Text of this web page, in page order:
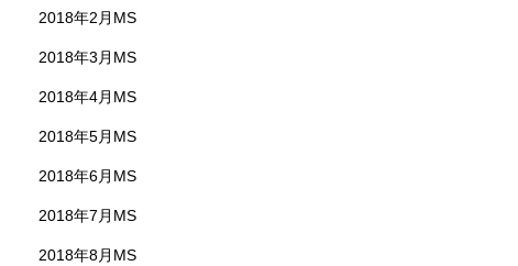
2018年2月MS
2018年3月MS
2018年4月MS
2018年5月MS
2018年6月MS
2018年7月MS
2018年8月MS